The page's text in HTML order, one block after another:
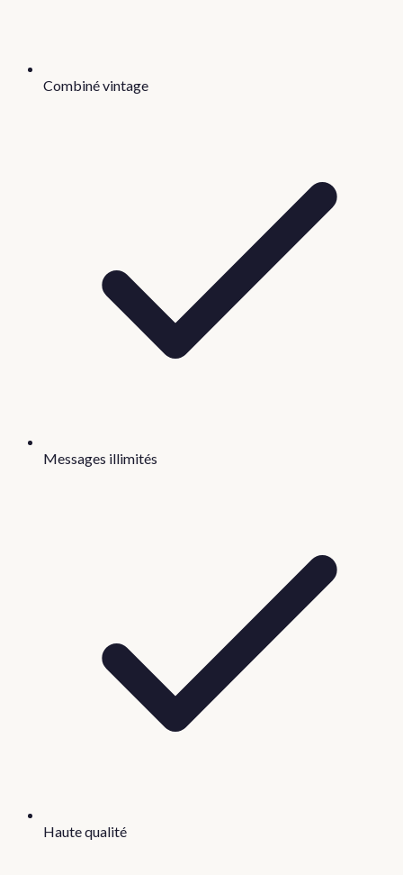
Combiné vintage
Messages illimités
Haute qualité